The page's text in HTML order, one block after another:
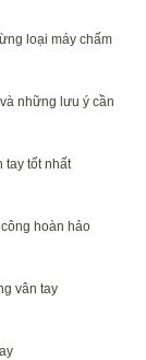
loại máy chấm
những lưu ý cần
tay tốt nhất
hoàn hảo
vân tay